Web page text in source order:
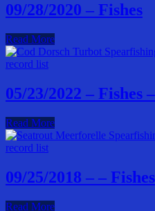
09/28/2020 – Fishes
Read More
05/23/2022 – Fishes
Read More
09/25/2018 – – Fishes
Read More